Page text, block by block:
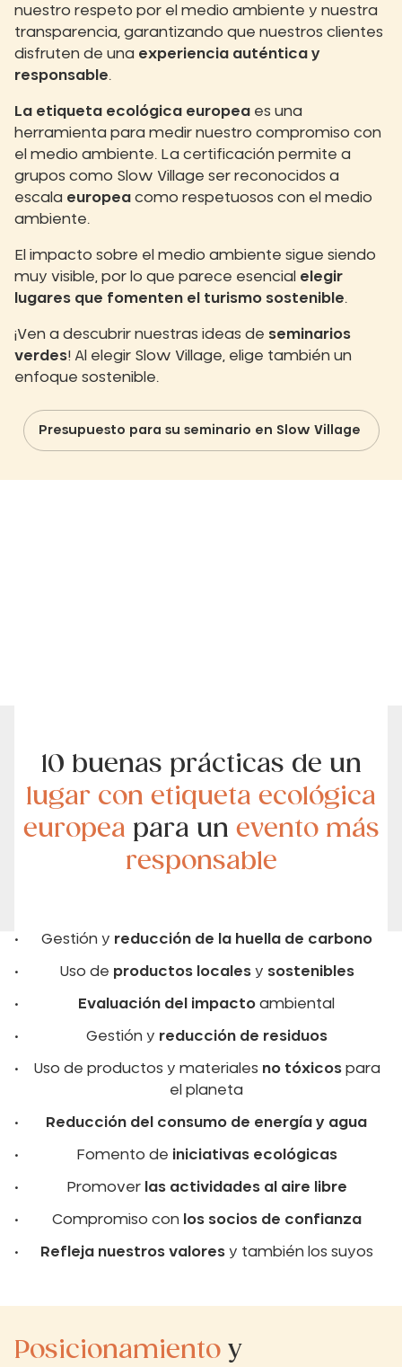
nuestro respeto por el medio ambiente y nuestra
transparencia, garantizando que nuestros clientes
disfruten de una experiencia auténtica y
responsable.
La etiqueta ecológica europea es una
herramienta para medir nuestro compromiso con
el medio ambiente. La certificación permite a
grupos como Slow Village ser reconocidos a
escala europea como respetuosos con el medio
ambiente.
El impacto sobre el medio ambiente sigue siendo
muy visible, por lo que parece esencial elegir
lugares que fomenten el turismo sostenible.
¡Ven a descubrir nuestras ideas de seminarios
verdes! Al elegir Slow Village, elige también un
enfoque sostenible.
Presupuesto para su seminario en Slow Village
10 buenas prácticas de un
lugar con etiqueta ecológica
europea para un evento más
responsable
Gestión y reducción de la huella de carbono
Uso de productos localesy sostenibles
Evaluación del impacto ambiental
Gestión y reducción de residuos
Uso de productos y materiales no tóxicospara
el planeta
Reducción del consumo de energía y agua
Fomento de iniciativas ecológicas
Promoverlas actividades al aire libre
Compromiso con los socios de confianza
Refleja nuestros valoresy también los suyos
Posicionamiento y